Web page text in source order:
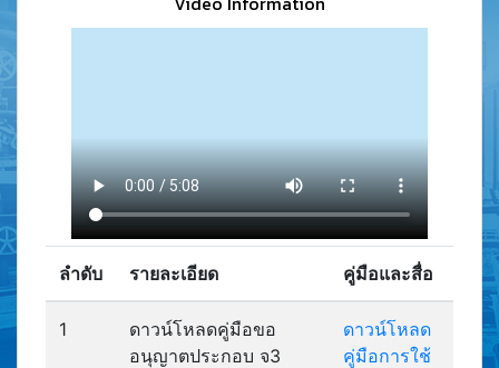
ลำดับ รายละเอียด คู่มือและสื่อ
1
ดาวน์โหลดคู่มือขอ
อนุญาตประกอบ จ3
ดาวน์โหลด
คู่มือการใช้